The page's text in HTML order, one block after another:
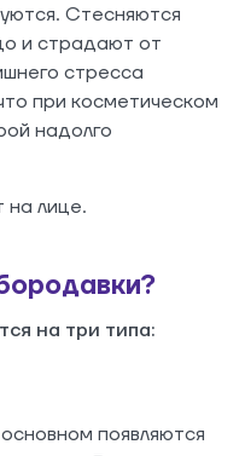
Стесняются
и страдают от
стресса
при косметическом
надолго
на лице.
на три типа:
появляются